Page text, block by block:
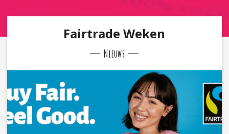
Fairtrade Weken
Nieuws